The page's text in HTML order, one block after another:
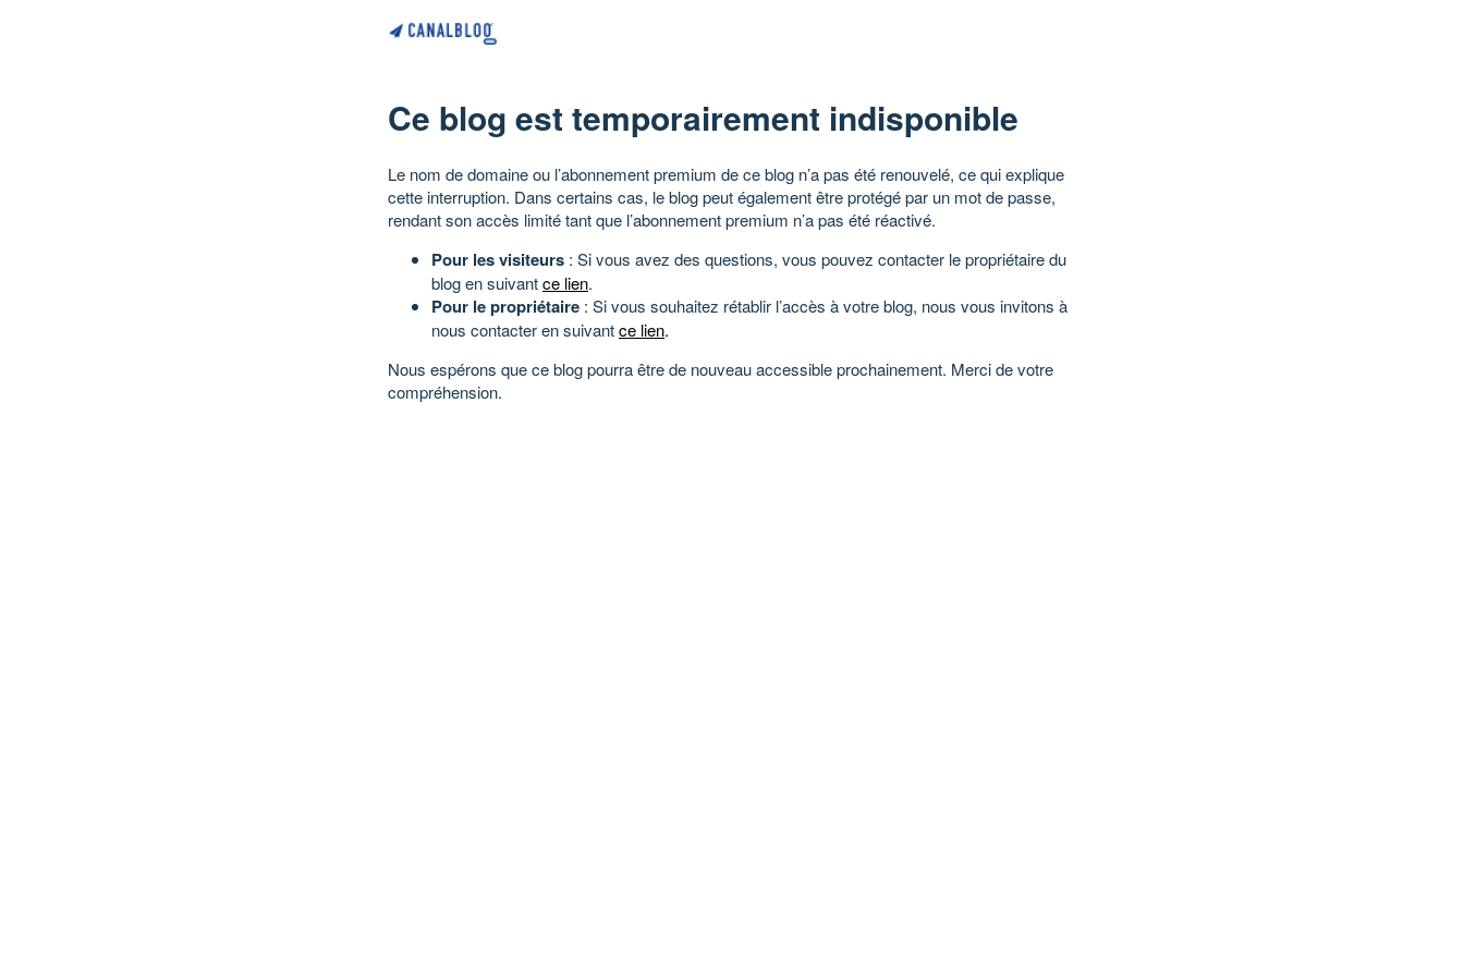
Ce blog est temporairement indisponible
Le nom de domaine ou l’abonnement premium de ce blog n’a pas été renouvelé, ce qui explique
cette interruption. Dans certains cas, le blog peut également être protégé par un mot de passe,
rendant son accès limité tant que l’abonnement premium n’a pas été réactivé.
Pour les visiteurs : Si vous avez des questions, vous pouvez contacter le propriétaire du
blog en suivantce lien.
Pour le propriétaire : Si vous souhaitez rétablir l’accès à votre blog, nous vous invitons à
nous contacter en suivantce lien.
Nous espérons que ce blog pourra être de nouveau accessible prochainement. Merci de votre
compréhension.